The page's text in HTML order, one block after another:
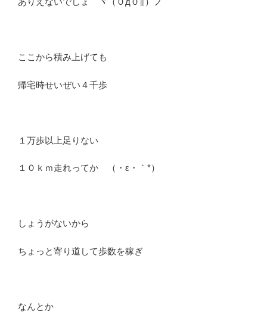
ここから積み上げても
帰宅時せいぜい４千歩
１万歩以上足りない
１０ｋｍ走れってか （・ε・｀*）
しょうがないから
ちょっと寄り道して歩数を稼ぎ
なんとか